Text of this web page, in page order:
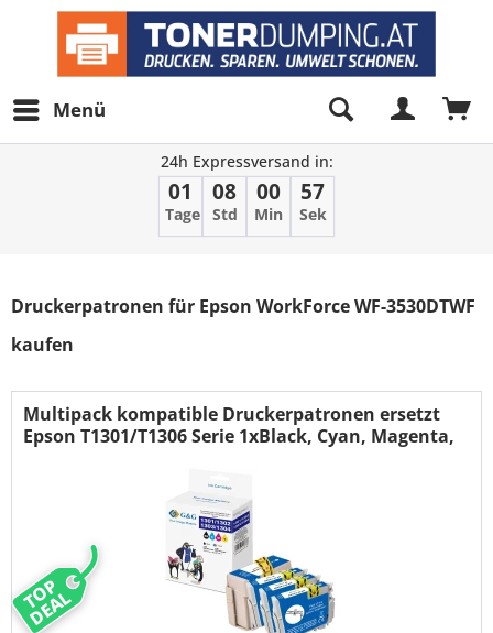
Menü
24h Expressversand in:
01
Tage
08
Std
00
Min
56
Sek
Druckerpatronen für Epson WorkForce WF-3530DTWF
kaufen
TOP
DEAL
Multipack kompatible Druckerpatronen ersetzt
Epson T1301/T1306 Serie 1xBlack, Cyan, Magenta,